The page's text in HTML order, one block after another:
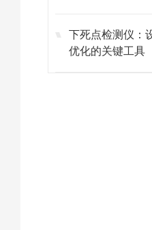
下死点检测仪：
优化的关键工具